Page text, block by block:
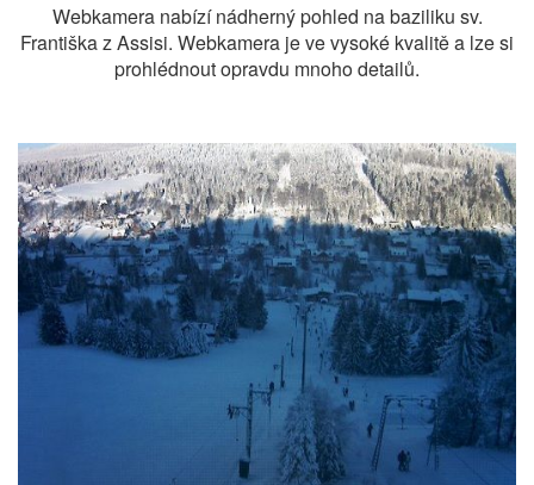
Webkamera nabízí nádherný pohled na baziliku sv.
Františka z Assisi. Webkamera je ve vysoké kvalitě a lze si
prohlédnout opravdu mnoho detailů.